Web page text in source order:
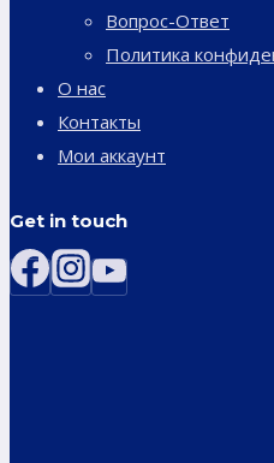
Вопрос-Ответ
Политика
О нас
Контакты
Мои аккаунт
Get in touch